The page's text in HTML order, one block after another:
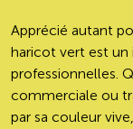
Apprécié autant
haricot vert est un
professionnelles.
commerciale ou
par sa couleur